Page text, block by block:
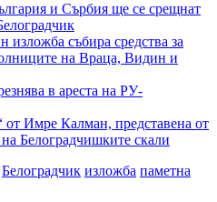
и Сърбия ще се срещнат
изложба събира средства за
на Враца, Видин и
в ареста на РУ-
Калман, представена от
Белоградчишките скали
Белоградчик изложба паметна